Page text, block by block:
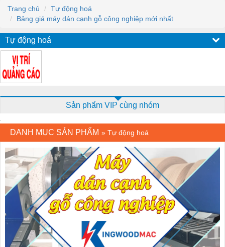
Trang chủ
Tự động hoá
Bảng giá máy dán cạnh gỗ công nghiệp mới nhất
Tự động hoá
Sản phẩm VIP cùng nhóm
DANH MỤC SẢN PHẨM » Tự động hoá